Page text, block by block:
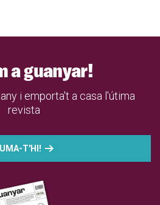
a guanyar!
i emporta't a casa l'útima
revista
T'HI!